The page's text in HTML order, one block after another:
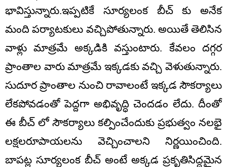
భావిస్తున్నారు.ఇప్పటికే సూర్యలంక బీచ్ కు అనేక
మంది పర్యాటకులు వచ్చిపోతున్నారు. అయితే తెలిసిన
వాళ్లు మాత్రమే అక్కడికి వస్తుంటారు. కేవలం దగ్గర
ప్రాంతాల వారు మాత్రమే ఇక్కడకు వచ్చి వెళుతున్నారు.
సుదూర ప్రాంతాల నుంచి రావాలంటే ఇక్కడ సౌకర్యాలు
లేకపోవడంతో పెద్దగా అభివృద్ధి చెందడం లేదు. దీంతో
ఈ బీచ్ లో సౌకర్యాలు కల్పించేందుకు ప్రభుత్వం నలభై
లక్షలరూపాయలను వెచ్చించాలని నిర్ణయించింది.
బాపట్ల సూర్యలంక బీచ్ అంటే అక్కడ ప్రకృతిసిద్ధమైన